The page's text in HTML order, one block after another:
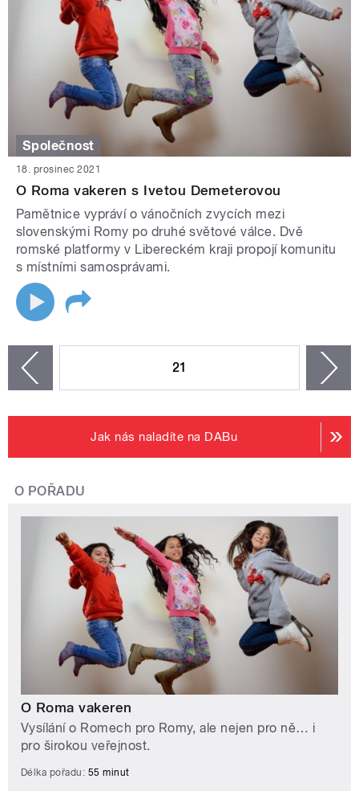
Společnost
18. prosinec 2021
O Roma vakeren s Ivetou Demeterovou
Pamětnice vypráví o vánočních zvycích mezi
slovenskými Romy po druhé světové válce. Dvě
romské platformy v Libereckém kraji propojí komunitu
s místními samosprávami.
21
Jak nás naladíte na DABu
O POŘADU
O Roma vakeren
Vysílání o Romech pro Romy, ale nejen pro ně… i
pro širokou veřejnost.
Délka pořadu: 55 minut